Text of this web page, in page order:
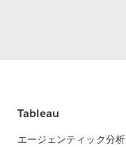
Tableau
エージェンティック分析